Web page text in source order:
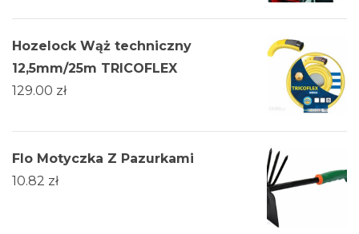
Hozelock Wąż techniczny
12,5mm/25m TRICOFLEX
129.00 zł
Flo Motyczka Z Pazurkami
10.82 zł